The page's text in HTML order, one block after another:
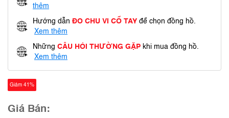
thêm
Hướng dẫn ĐO CHU VI CỔ TAY để chọn đồng hồ.
Xem thêm
Những CÂU HỎI THƯỜNG GẶP khi mua đồng hồ.
Xem thêm
Giảm 41%
Giá Bán: